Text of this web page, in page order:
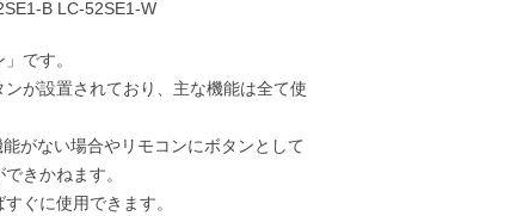
B LC-52SE1-W
です。
ンが設置されており、主な機能は全て使
がない場合やリモコンにボタンとして
きかねます。
ぐに使用できます。